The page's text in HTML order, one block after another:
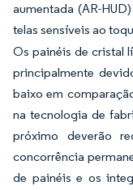
aumentada (AR-
telas sensíveis ao
Os painéis de cristal
principalmente
baixo em
na tecnologia de
próximo deverão
concorrência
de painéis e os